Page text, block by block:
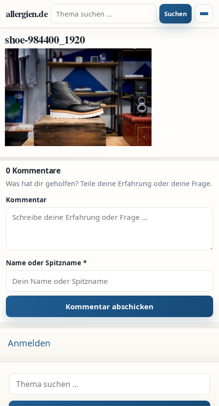
Zum Inhalt springen
allergien.de Suche nach: Suchen
shoe-984400_1920
0 Kommentare
Was hat dir geholfen? Teile deine Erfahrung oder deine Frage.
Kommentar
Name oder Spitzname *
Anmelden
Suche nach: